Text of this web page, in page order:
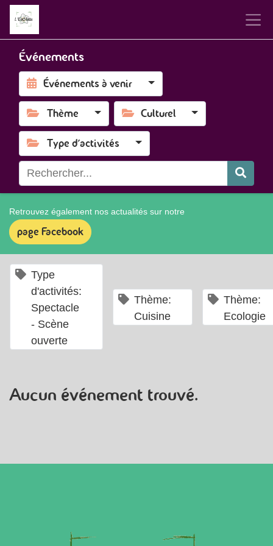
Événements
Événements à venir
Thème Culturel
Type d'activités
Retrouvez également nos actualités sur notre
page Facebook
Type
d'activités:
Spectacle
- Scène
ouverte
Thème:
Cuisine
Thème:
Ecologie
Aucun événement trouvé.